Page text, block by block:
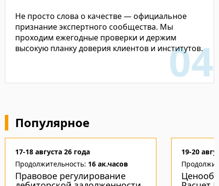
Не просто слова о качестве — официальное
признание экспертного сообщества. Мы
проходим ежегодные проверки и держим
высокую планку доверия клиентов и институтов.
Популярное
17-18 августа 26 года
Продолжительность: 16 ак.часов
Правовое регулирование
19-20